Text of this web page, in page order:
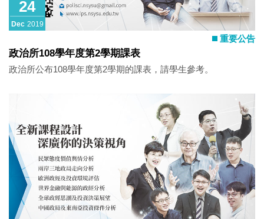
24
Dec 2019
重要公告
政治所108學年度第2學期課表
政治所公布108學年度第2學期的課表，請學生參考。